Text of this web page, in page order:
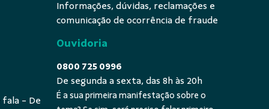
fala - De
Informações, dúvidas, reclamações e
comunicação de ocorrência de fraude
Ouvidoria
0800 725 0996
De segunda a sexta, das 8h às 20h
É a sua primeira manifestação sobre o